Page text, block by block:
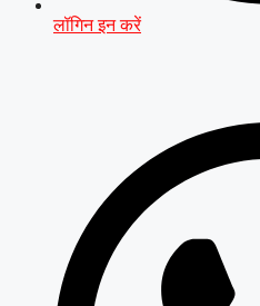
लॉगिन इन करें